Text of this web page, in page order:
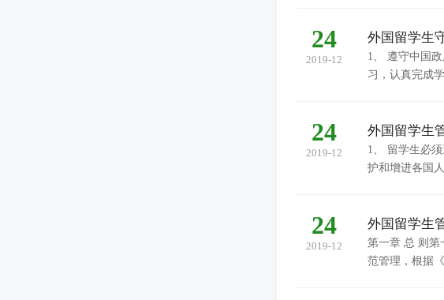
24
2019-12
外国留学生
1、 遵守中国
习，认真完成
24
2019-12
外国留学生
1、 留学生必
护和增进各国
24
2019-12
外国留学生
第一章 总 则第
范管理，根据